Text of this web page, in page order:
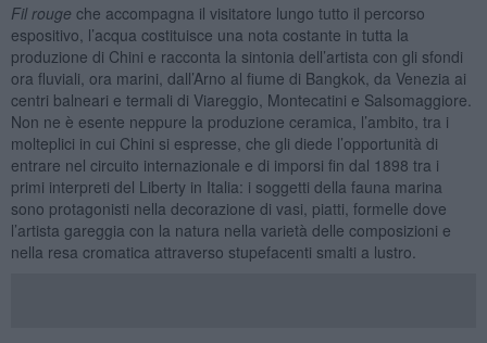
Fil rouge che accompagna il visitatore lungo tutto il percorso
espositivo, l’acqua costituisce una nota costante in tutta la
produzione di Chini e racconta la sintonia dell’artista con gli sfondi
ora fluviali, ora marini, dall’Arno al fiume di Bangkok, da Venezia ai
centri balneari e termali di Viareggio, Montecatini e Salsomaggiore.
Non ne è esente neppure la produzione ceramica, l’ambito, tra i
molteplici in cui Chini si espresse, che gli diede l’opportunità di
entrare nel circuito internazionale e di imporsi fin dal 1898 tra i
primi interpreti del Liberty in Italia: i soggetti della fauna marina
sono protagonisti nella decorazione di vasi, piatti, formelle dove
l’artista gareggia con la natura nella varietà delle composizioni e
nella resa cromatica attraverso stupefacenti smalti a lustro.